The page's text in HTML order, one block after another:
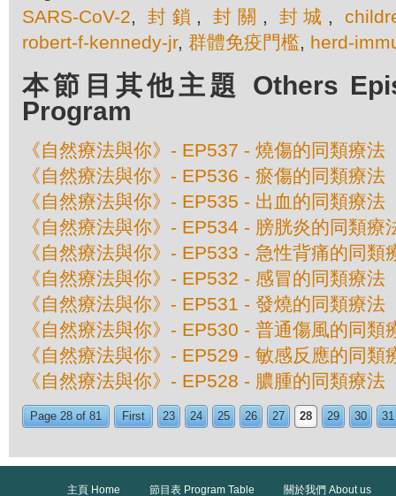
SARS-CoV-2, 封鎖 ,封關 , 封城 ,
robert-f-kennedy-jr, 群體免疫門檻, herd-
本節目其他主題 Others
Program
《自然療法與你》- EP537 - 燒傷的同類療法
《自然療法與你》- EP536 - 瘀傷的同類療法
《自然療法與你》- EP535 - 出血的同類療法
《自然療法與你》- EP534 - 膀胱炎的同類療
《自然療法與你》- EP533 - 急性背痛的同類
《自然療法與你》- EP532 - 感冒的同類療法
《自然療法與你》- EP531 - 發燒的同類療法
《自然療法與你》- EP530 - 普通傷風的同類
《自然療法與你》- EP529 - 敏感反應的同類
《自然療法與你》- EP528 - 膿腫的同類療法
Page 28 of 81 First 23 24 25 26 27 28 29 30 31
主頁 Home 節目表 Program Table
關於我們 About us